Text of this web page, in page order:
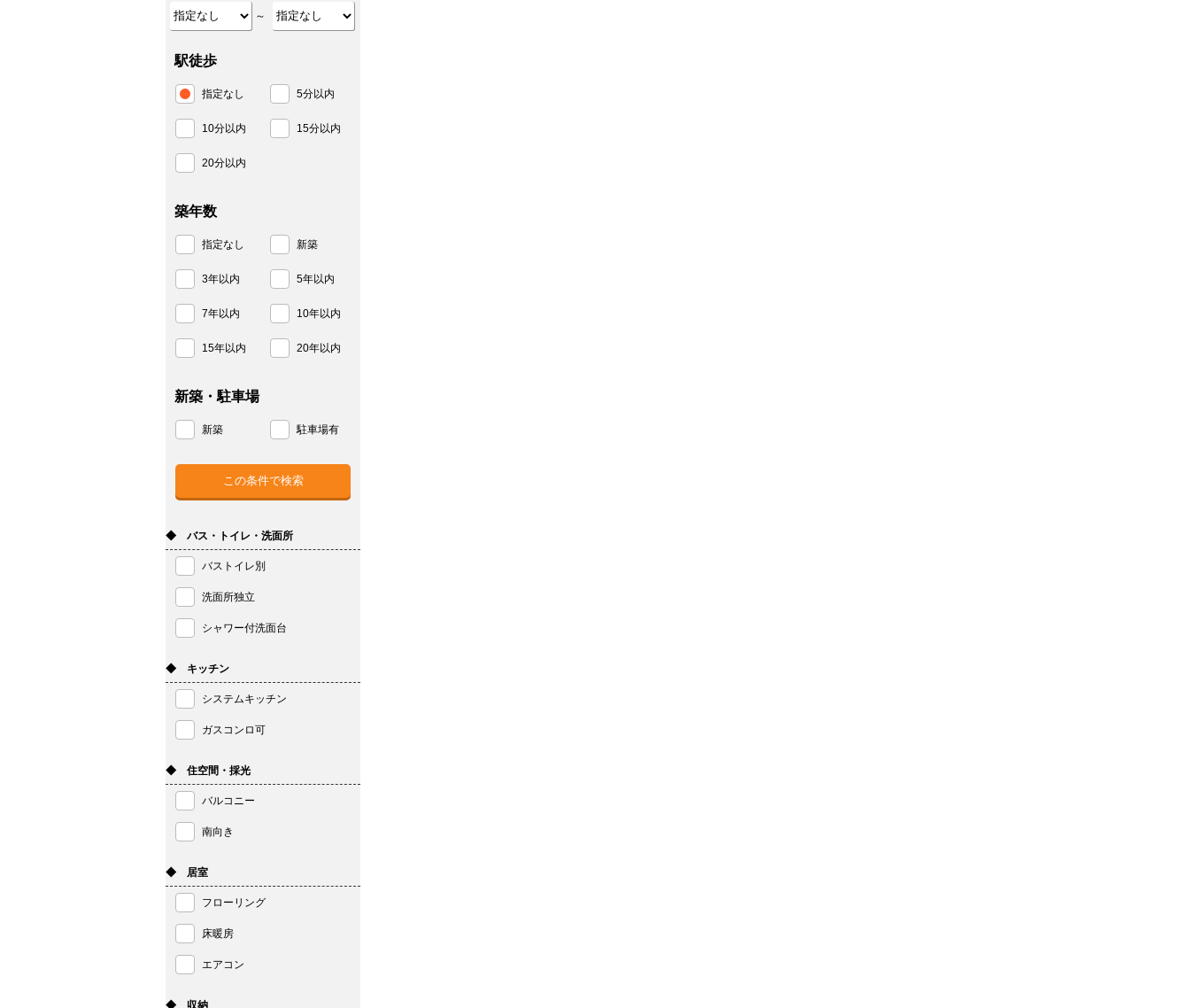
～
駅徒歩
指定なし 5分以内
10分以内 15分以内
20分以内
築年数
指定なし 新築
3年以内 5年以内
7年以内 10年以内
15年以内 20年以内
新築・駐車場
新築 駐車場有
◆ バス・トイレ・洗面所
バストイレ別
洗面所独立
シャワー付洗面台
◆ キッチン
システムキッチン
ガスコンロ可
◆ 住空間・採光
バルコニー
南向き
◆ 居室
フローリング
床暖房
エアコン
◆ 収納